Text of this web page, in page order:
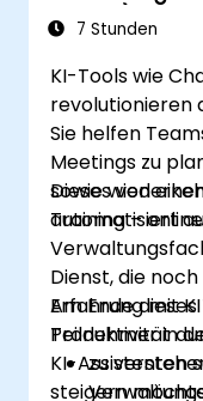
Gemini)
7 Stunden
KI-Tools wie
revolutionieren
Sie helfen
Meetings zu
sowie
automatisiert
Dieses von
Training –
Dienst, die
Erfahrung mit
Produktivität
KI-Assistenten
steigern
Am Ende
Teilnehmer in
zu